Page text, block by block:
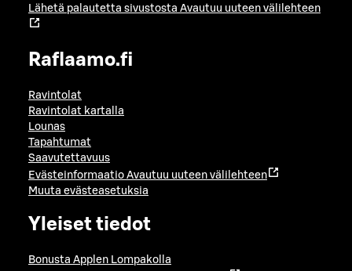
Lähetä palautetta sivustosta Avautuu uuteen välilehteen
Raflaamo.fi
Ravintolat
Ravintolat kartalla
Lounas
Tapahtumat
Saavutettavuus
Evästeinformaatio Avautuu uuteen välilehteen
Muuta evästeasetuksia
Yleiset tiedot
Bonusta Applen Lompakolla